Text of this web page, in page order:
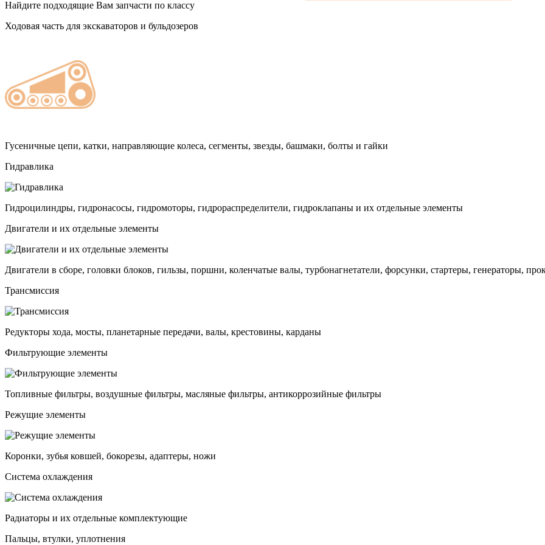
Найдите подходящие Вам запчасти по классу
Ходовая часть для экскаваторов и бульдозеров
Гусеничные цепи, катки, направляющие колеса, сегменты, звезды, башмаки, болты и гайки
Гидравлика
Гидроцилиндры, гидронасосы, гидромоторы, гидрораспределители, гидроклапаны и их отдельные элементы
Двигатели и их отдельные элементы
Двигатели в сборе, головки блоков, гильзы, поршни, коленчатые валы, турбонагнетатели, форсунки, стартеры, генераторы,
Трансмиссия
Редукторы хода, мосты, планетарные передачи, валы, крестовины, карданы
Фильтрующие элементы
Топливные фильтры, воздушные фильтры, масляные фильтры, антикоррозийные фильтры
Режущие элементы
Коронки, зубья ковшей, бокорезы, адаптеры, ножи
Система охлаждения
Радиаторы и их отдельные комплектующие
Пальцы, втулки, уплотнения